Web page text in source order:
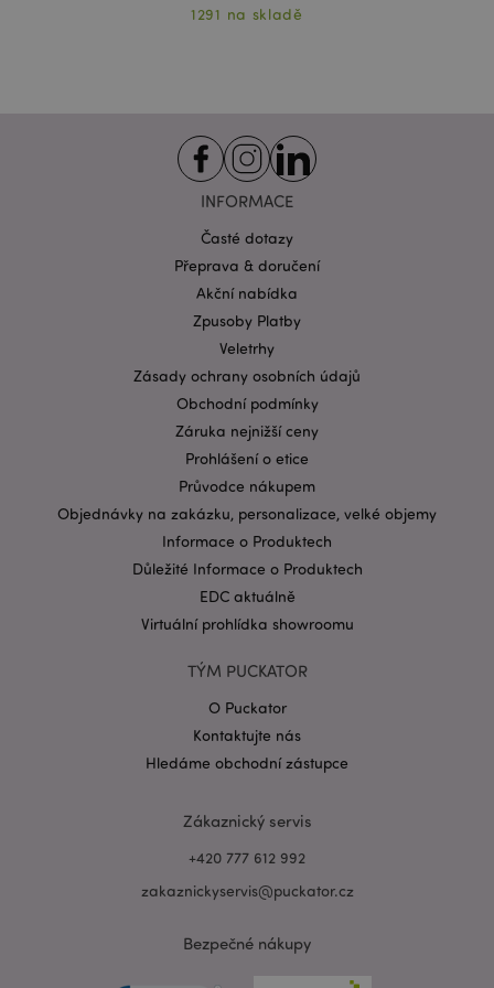
1291 na skladě
INFORMACE
Časté dotazy
Přeprava & doručení
Akční nabídka
Zpusoby Platby
Veletrhy
Zásady ochrany osobních údajů
Obchodní podmínky
Záruka nejnižší ceny
Prohlášení o etice
Průvodce nákupem
Objednávky na zakázku, personalizace, velké objemy
Informace o Produktech
Důležité Informace o Produktech
EDC aktuálně
Virtuální prohlídka showroomu
TÝM PUCKATOR
O Puckator
Kontaktujte nás
Hledáme obchodní zástupce
Zákaznický servis
+420 777 612 992
zakaznickyservis@puckator.cz
Bezpečné nákupy
mage-messages
Adobe Inc.
www.puckator.cz
recently_viewed_product_previous
Zásadách ochrany osobních údajů společnosti